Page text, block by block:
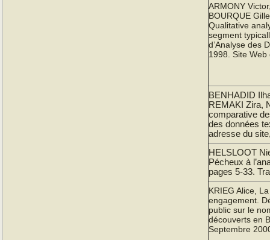
ARMONY
BOURQUE
Qualitative
segment
d’Analyse des
1998. Site Web
BENHADID
REMAKI Zira,
comparative
des données
adresse du
HELSLOOT
Pécheux à
pages 5-33.
KRIEG Alice,
engagement.
public sur le
découverts en
Septembre